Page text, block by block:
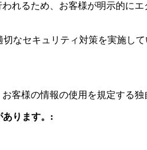
れるため、お客様が明示的に
なセキュリティ対策を実施して
様の情報の使用を規定する独
あります。: